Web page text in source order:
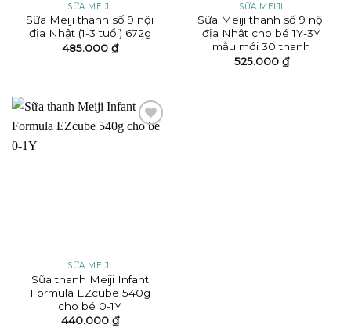
SỮA MEIJI
Sữa Meiji thanh số 9 nội
địa Nhật (1-3 tuổi) 672g
485.000 ₫
SỮA MEIJI
Sữa Meiji thanh số 9 nội
địa Nhật cho bé 1Y-3Y
mẫu mới 30 thanh
525.000 ₫
SỮA MEIJI
Sữa thanh Meiji Infant
Formula EZcube 540g
cho bé 0-1Y
440.000 ₫